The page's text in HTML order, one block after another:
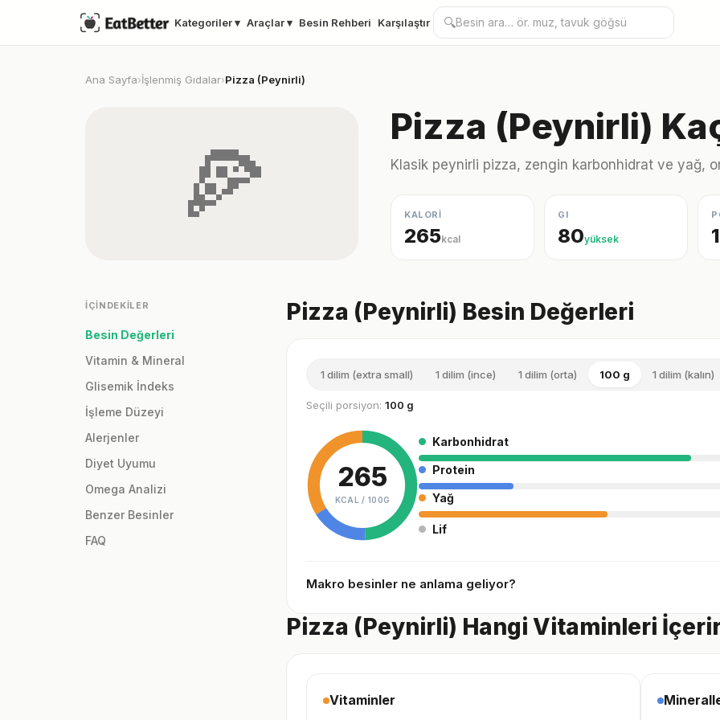
Kategoriler ▾ Araçlar ▾ Besin Rehberi Karşılaştır 🔍
Ana Sayfa›İşlenmiş Gıdalar›Pizza (Peynirli)
🍕
Pizza (Peynirli)
Klasik peynirli pizza, zengin karbonhidrat ve yağ,
KALORİ
265kcal
GI
80yüksek
İÇINDEKILER
Besin Değerleri
Vitamin & Mineral
Glisemik İndeks
İşleme Düzeyi
Alerjenler
Diyet Uyumu
Omega Analizi
Benzer Besinler
FAQ
Pizza (Peynirli) Besin Değerleri
1 dilim (extra small) 1 dilim (ince) 1 dilim (orta) 100 g 1 dilim (kalın)
Seçili porsiyon: 100 g
265
KCAL / 100G
Karbonhidrat
Protein
Yağ
Lif
Makro besinler ne anlama geliyor?
Pizza (Peynirli) Hangi Vitaminleri
Vitaminler